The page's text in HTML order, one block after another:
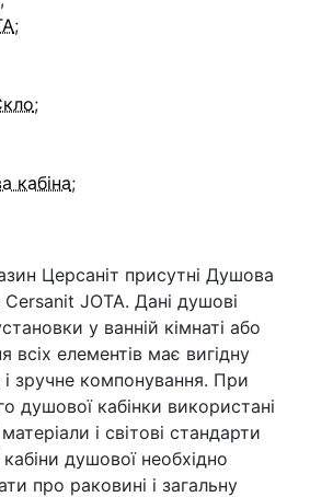
;
;
кабіна;
Церсаніт присутні Душова
JOTA. Дані душові
у ванній кімнаті або
всіх елементів має вигідну
і зручне компонування. При
душової кабінки використані
і світові стандарти
душової необхідно
про раковині і загальну